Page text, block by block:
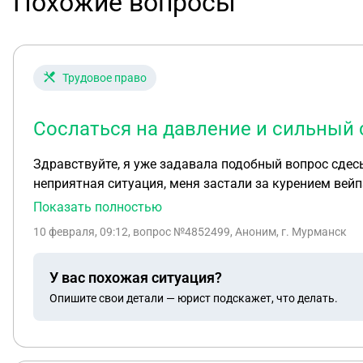
Трудовое право
Сослаться на давление и
Здравствуйте, я уже задавала подобный вопрос
неприятная ситуация, меня застали за курением
преподователя в туалете). Рассказываю по порядку,
деректору писать объяснительную, там на меня
перечеркиваниями (в состоянии стресса),
написала я что то типо" я такая то такая то группа
поставить на учет куда то (но это бред скорее
Показать полностью
10 февраля, 09:12, вопрос №4852499, Аноним, г. Мурманск
У вас похожая ситуация?
Опишите свои детали — юрист подскажет, что делать.